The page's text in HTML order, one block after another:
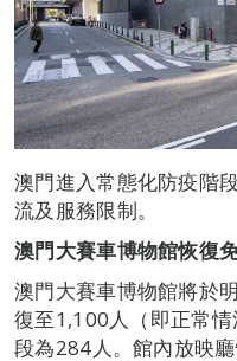
澳門進入常態化防疫階
流及服務限制。
澳門大賽車博物館恢復
澳門大賽車博物館將於
復至1,100人（即正常
段為284人。館內放映